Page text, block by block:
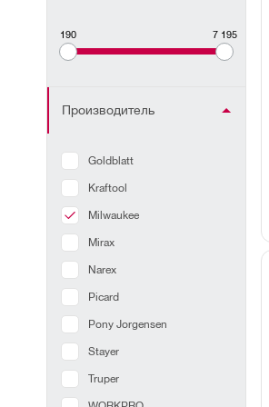
190 7 195
Производитель
Goldblatt
Kraftool
Milwaukee
Mirax
Narex
Picard
Pony Jorgensen
Stayer
Truper